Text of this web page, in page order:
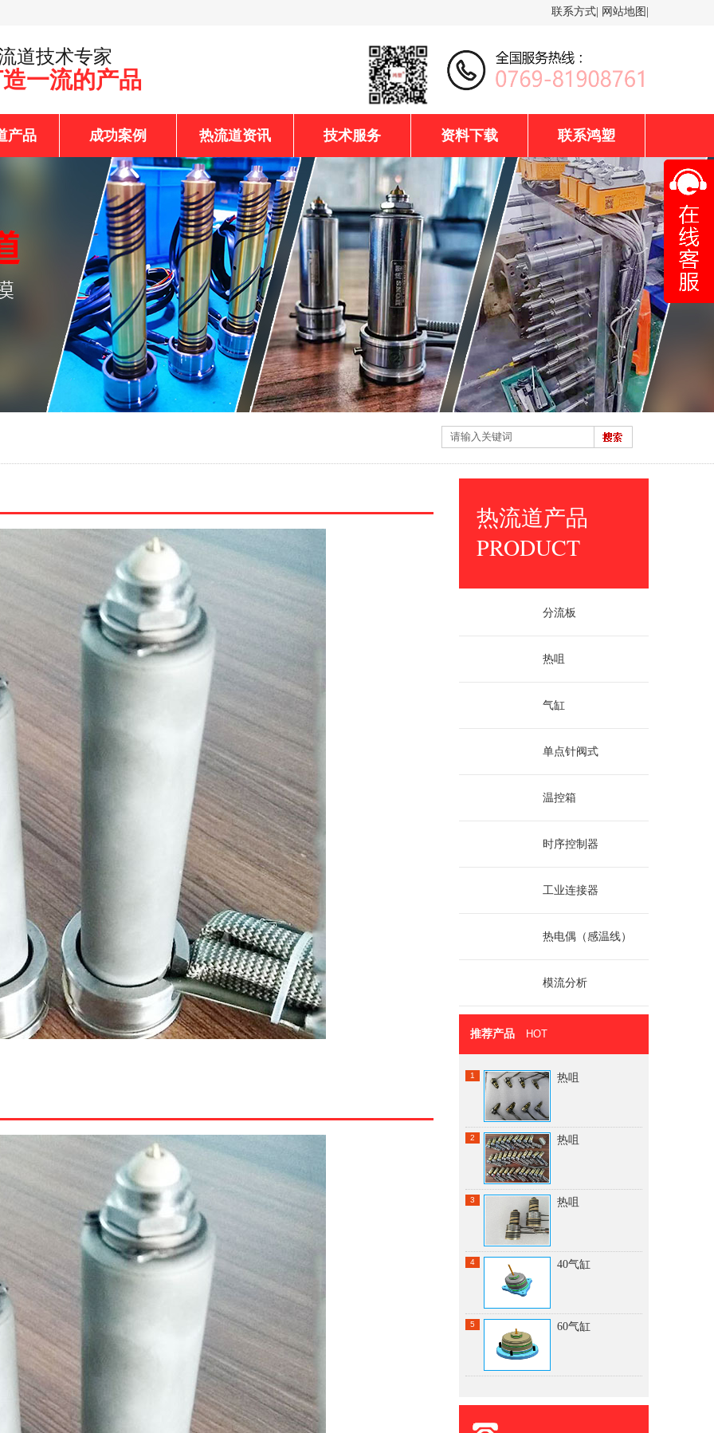
联系方式 网站地图
道技术专家
一流的产品
产品 成功案例 热流道资讯 技术服务 资料下载 联系鸿塑
热流道产品
PRODUCT
分流板
热咀
气缸
单点针阀式
温控箱
时序控制器
工业连接器
热电偶（感温线）
模流分析
推荐产品 HOT
1 热咀
2 热咀
3 热咀
4 40气缸
5 60气缸